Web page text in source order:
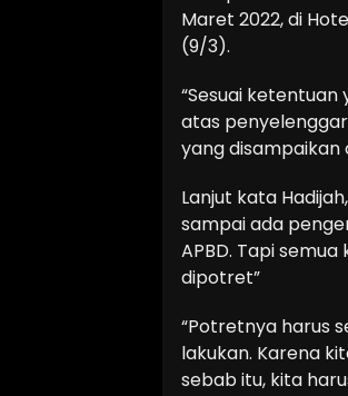
Maret 2022, di
(9/3).
“Sesuai
atas
yang disampaikan
Lanjut kata
sampai ada
APBD. Tapi
dipotret”
“Potretnya harus
lakukan. Karena
sebab itu, kita